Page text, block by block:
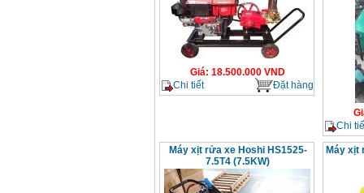
Giá: 18.500.000 VND
Chi tiết
Đặt hàng
Chi
Máy xịt rửa xe Hoshi HS1525-
7.5T4 (7.5KW)
Máy xịt